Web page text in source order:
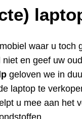
waar u toch
en geef uw
geloven we in
laptop te
u mee aan het